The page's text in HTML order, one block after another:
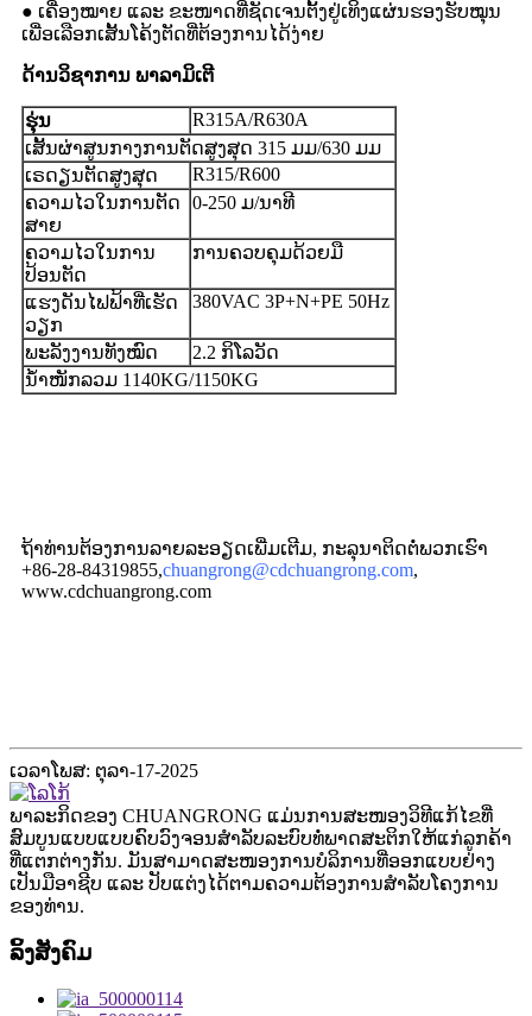
● ເຄື່ອງໝາຍ ແລະ ຂະໜາດທີ່ຊັດເຈນຕັ້ງຢູ່ເທິງແຜ່ນຮອງຮັບໝຸນ
ເພື່ອເລືອກເສັ້ນໂຄ້ງຕັດທີ່ຕ້ອງການໄດ້ງ່າຍ
ດ້ານວິຊາການ ພາລາມິເຕີ
ຮຸ່ນ
R315A/R630A
ເສັ້ນຜ່າສູນກາງການຕັດສູງສຸດ 315 ມມ/630 ມມ
ເຣດຽນຕັດສູງສຸດ
R315/R600
ຄວາມໄວໃນການຕັດ
ສາຍ
0-250 ມ/ນາທີ
ຄວາມໄວໃນການ
ປ້ອນຕັດ
ການຄວບຄຸມດ້ວຍມື
ແຮງດັນໄຟຟ້າທີ່ເຮັດ
ວຽກ
380VAC 3P+N+PE 50Hz
ພະລັງງານທັງໝົດ
2.2 ກິໂລວັດ
ນ້ຳໜັກລວມ 1140KG/1150KG
ຖ້າທ່ານຕ້ອງການລາຍລະອຽດເພີ່ມເຕີມ, ກະລຸນາຕິດຕໍ່ພວກເຮົາ
+86-28-84319855,chuangrong@cdchuangrong.com,
www.cdchuangrong.com
ເວລາໂພສ: ຕຸລາ-17-2025
ພາລະກິດຂອງ CHUANGRONG ແມ່ນການສະໜອງວິທີແກ້ໄຂທີ່
ສົມບູນແບບແບບຄົບວົງຈອນສຳລັບລະບົບທໍ່ພາດສະຕິກໃຫ້ແກ່ລູກຄ້າ
ທີ່ແຕກຕ່າງກັນ. ມັນສາມາດສະໜອງການບໍລິການທີ່ອອກແບບຢ່າງ
ເປັນມືອາຊີບ ແລະ ປັບແຕ່ງໄດ້ຕາມຄວາມຕ້ອງການສຳລັບໂຄງການ
ຂອງທ່ານ.
ລິ້ງສັງຄົມ